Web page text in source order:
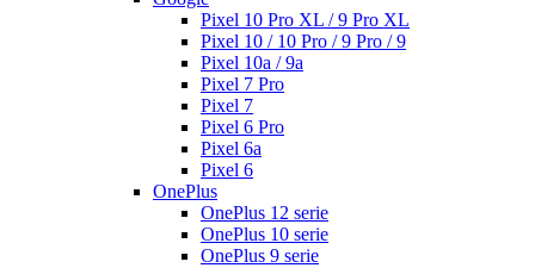
Pixel 10 Pro XL / 9 Pro XL
Pixel 10 / 10 Pro / 9 Pro / 9
Pixel 10a / 9a
Pixel 7 Pro
Pixel 7
Pixel 6 Pro
Pixel 6a
Pixel 6
OnePlus
OnePlus 12 serie
OnePlus 10 serie
OnePlus 9 serie